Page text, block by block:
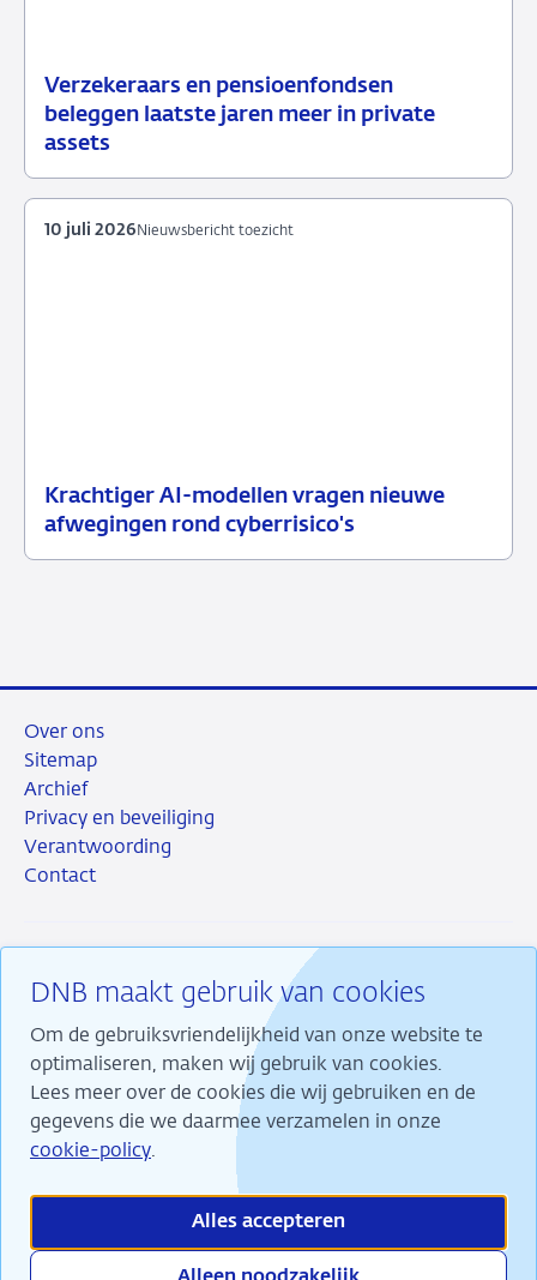
Verzekeraars en pensioenfondsen
beleggen laatste jaren meer in private
assets
15
juli
Nieuwsbericht
toezicht
Krachtiger AI-modellen vragen nieuwe
afwegingen rond cyberrisico's
10
Nieuwsbericht
Nieuwsbericht toezicht
10 juli 2026
DNB maakt gebruik van cookies
Om de gebruiksvriendelijkheid van onze website te
optimaliseren, maken wij gebruik van cookies.
Lees meer over de cookies die wij gebruiken en de
gegevens die we daarmee verzamelen in onze
cookie-policy.
Alles accepteren
Over ons
Sitemap
Archief
Privacy en beveiliging
Verantwoording
Contact
RSS InstagramLinkedin
X
Wij maken ons sterk voor financiële stabiliteit en
dragen daarmee bij aan duurzame welvaart in